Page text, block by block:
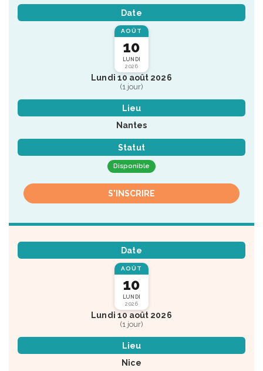
Date
AOÛT
10
LUNDI
2026
Lundi 10 août 2026
(1 jour)
Lieu
Nantes
Statut
Disponible
S'INSCRIRE
Date
AOÛT
10
LUNDI
2026
Lundi 10 août 2026
(1 jour)
Lieu
Nice